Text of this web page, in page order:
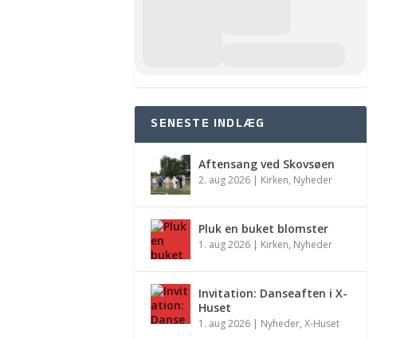
SENESTE INDLÆG
Aftensang ved Skovsøen
2. aug 2026 | Kirken, Nyheder
Pluk en buket blomster
1. aug 2026 | Kirken, Nyheder
Invitation: Danseaften i X-
Huset
1. aug 2026 | Nyheder,X-Huset